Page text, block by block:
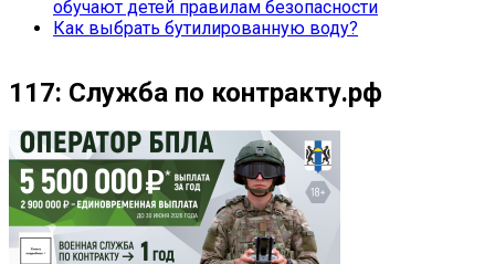
обучают детей правилам безопасности
Как выбрать бутилированную воду?
117: Служба по контракту.рф